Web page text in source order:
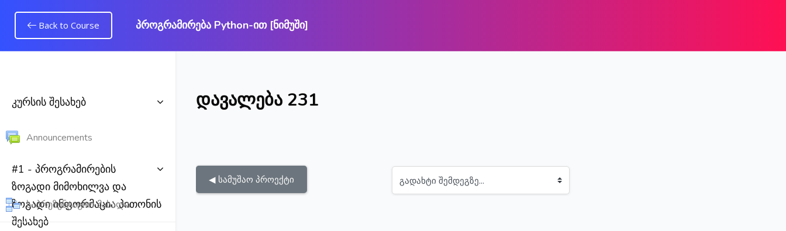
Back to Course პროგრამირება Python-ით [ნიმუში]
კურსის შესახებ
Announcements
#1 - პროგრამირების
ზოგადი მიმოხილვა და
ზოგადი ინფორმაცია პითონის
შესახებ
საპრეზენტაციო მასალაგაკვეთილი
გადადი მთავარ შინაარსზე
დავალება 231
◀︎ სამუშაო პროექტი გადახტი შემდეგზე...